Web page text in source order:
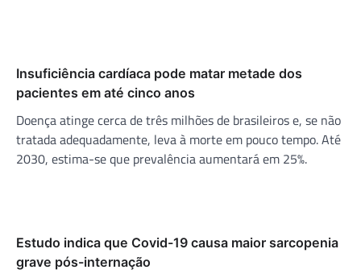
Insuficiência cardíaca pode matar metade dos
pacientes em até cinco anos
Doença atinge cerca de três milhões de brasileiros e, se não
tratada adequadamente, leva à morte em pouco tempo. Até
2030, estima-se que prevalência aumentará em 25%.
Estudo indica que Covid-19 causa maior sarcopenia
grave pós-internação